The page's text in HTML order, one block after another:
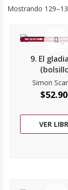
Mostrando
NO DISPONIBLE
9. El
Simon
$
VER